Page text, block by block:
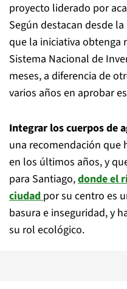
proyecto liderado por
Según destacan desde
que la iniciativa obtenga
Sistema Nacional de
meses, a diferencia de
varios años en aprobar
Integrar los cuerpos de
una recomendación que
en los últimos años, y
para Santiago,donde el
ciudadpor su centro es
basura e inseguridad, y
su rol ecológico.